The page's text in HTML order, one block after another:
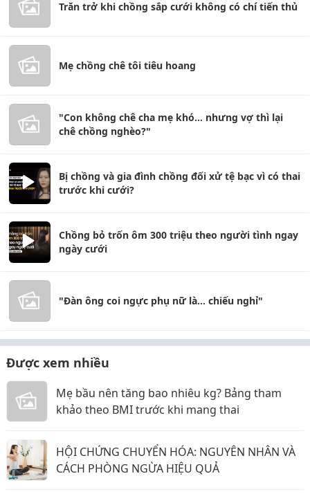
Trăn trở khi chồng sắp cưới không có chí tiến thủ
Mẹ chồng chê tôi tiêu hoang
"Con không chê cha mẹ khó... nhưng vợ thì lại
chê chồng nghèo?"
Bị chồng và gia đình chồng đối xử tệ bạc vì có thai
trước khi cưới?
Chồng bỏ trốn ôm 300 triệu theo người tình ngay
ngày cưới
"Đàn ông coi ngực phụ nữ là... chiếu nghỉ"
Được xem nhiều
Mẹ bầu nên tăng bao nhiêu kg? Bảng tham
khảo theo BMI trước khi mang thai
HỘI CHỨNG CHUYỂN HÓA: NGUYÊN NHÂN VÀ
CÁCH PHÒNG NGỪA HIỆU QUẢ